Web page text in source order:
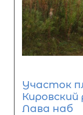
Участок
Лава наб